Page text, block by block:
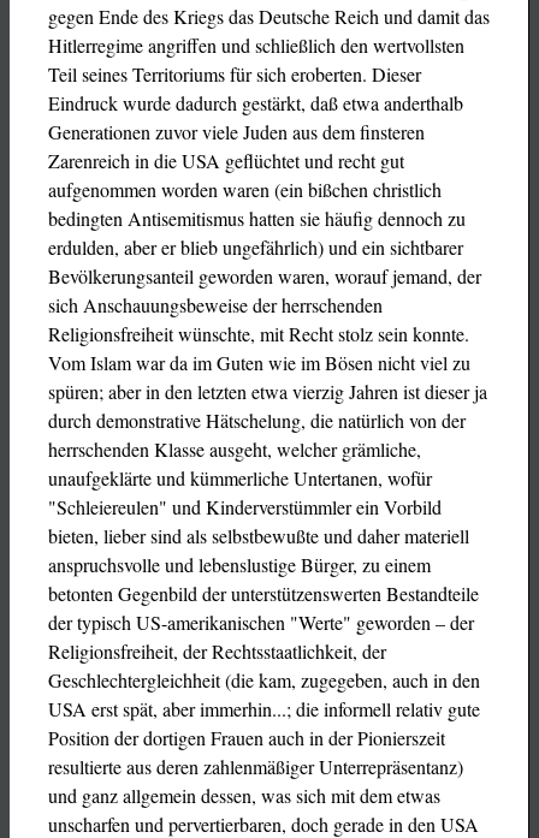
gegen Ende des Kriegs das Deutsche Reich und damit das
Hitlerregime angriffen und schließlich den wertvollsten
Teil seines Territoriums für sich eroberten. Dieser
Eindruck wurde dadurch gestärkt, daß etwa anderthalb
Generationen zuvor viele Juden aus dem finsteren
Zarenreich in die USA geflüchtet und recht gut
aufgenommen worden waren (ein bißchen christlich
bedingten Antisemitismus hatten sie häufig dennoch zu
erdulden, aber er blieb ungefährlich) und ein sichtbarer
Bevölkerungsanteil geworden waren, worauf jemand, der
sich Anschauungsbeweise der herrschenden
Religionsfreiheit wünschte, mit Recht stolz sein konnte.
Vom Islam war da im Guten wie im Bösen nicht viel zu
spüren; aber in den letzten etwa vierzig Jahren ist dieser ja
durch demonstrative Hätschelung, die natürlich von der
herrschenden Klasse ausgeht, welcher grämliche,
unaufgeklärte und kümmerliche Untertanen, wofür
"Schleiereulen" und Kinderverstümmler ein Vorbild
bieten, lieber sind als selbstbewußte und daher materiell
anspruchsvolle und lebenslustige Bürger, zu einem
betonten Gegenbild der unterstützenswerten Bestandteile
der typisch US-amerikanischen "Werte" geworden – der
Religionsfreiheit, der Rechtsstaatlichkeit, der
Geschlechtergleichheit (die kam, zugegeben, auch in den
USA erst spät, aber immerhin...; die informell relativ gute
Position der dortigen Frauen auch in der Pionierszeit
resultierte aus deren zahlenmäßiger Unterrepräsentanz)
und ganz allgemein dessen, was sich mit dem etwas
unscharfen und pervertierbaren, doch gerade in den USA